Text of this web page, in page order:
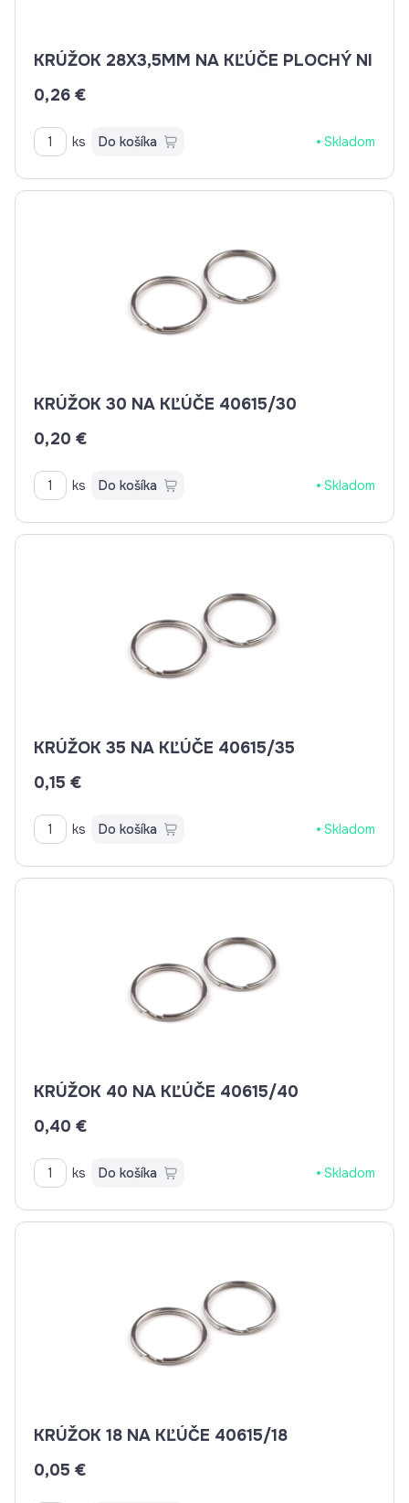
KRÚŽOK 28X3,5MM NA KĽÚČE PLOCHÝ NI
0,26 €
ks Do košíka Skladom
KRÚŽOK 30 NA KĽÚČE 40615/30
0,20 €
ks Do košíka Skladom
KRÚŽOK 35 NA KĽÚČE 40615/35
0,15 €
ks Do košíka Skladom
KRÚŽOK 40 NA KĽÚČE 40615/40
0,40 €
ks Do košíka Skladom
KRÚŽOK 18 NA KĽÚČE 40615/18
0,05 €